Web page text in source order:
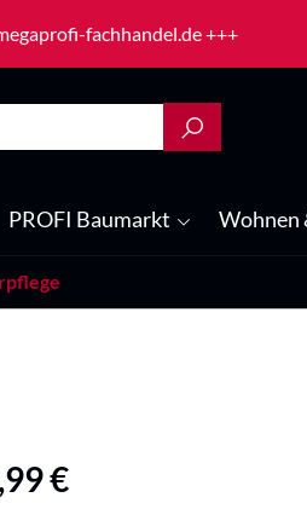
fachhandel.de +++
PROFI Baumarkt Wohnen
Preis:
€